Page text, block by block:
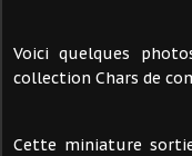
Voici quelques
collection Chars de
Cette miniature